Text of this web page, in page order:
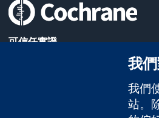
可信任實證
我
我們
站。